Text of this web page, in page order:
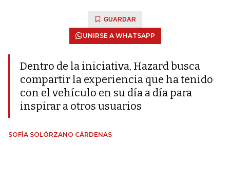
GUARDAR
UNIRSE A WHATSAPP
Dentro de la iniciativa, Hazard busca
compartir la experiencia que ha tenido
con el vehículo en su día a día para
inspirar a otros usuarios
SOFÍA SOLÓRZANO CÁRDENAS